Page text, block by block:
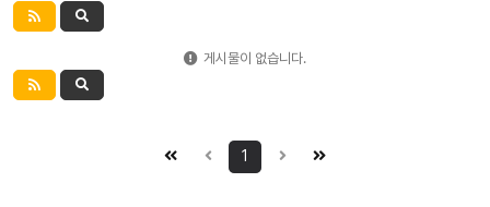
게시물이 없습니다.
1